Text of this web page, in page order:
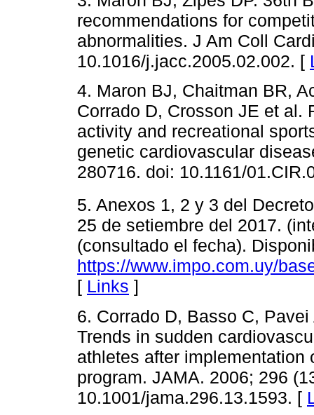
recommendations for
abnormalities. J Am Coll
10.1016/j.jacc.2005.02.002. [
4. Maron BJ, Chaitman BR,
Corrado D, Crosson JE et al.
activity and recreational
genetic cardiovascular
280716. doi: 10.1161/
5. Anexos 1, 2 y 3 del
25 de setiembre del 2017.
(consultado el fecha).
https://www.impo.com.uy/
[ Links ]
6. Corrado D, Basso C,
Trends in sudden
athletes after
program. JAMA. 2006; 296
10.1001/jama.296.13.1593. [